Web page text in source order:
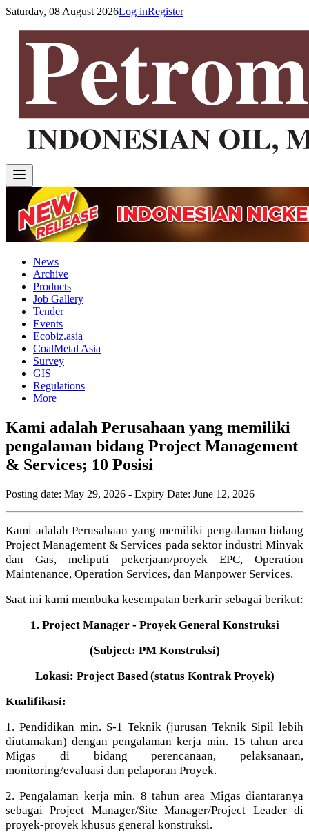
Saturday, 08 August 2026Log inRegister
News
Archive
Products
Job Gallery
Tender
Events
Ecobiz.asia
CoalMetal Asia
Survey
GIS
Regulations
More
Kami adalah Perusahaan yang memiliki
pengalaman bidang Project Management
& Services; 10 Posisi
Posting date: May 29, 2026 - Expiry Date: June 12, 2026
Kami adalah Perusahaan yang memiliki pengalaman bidang
Project Management & Services pada sektor industri Minyak
dan Gas, meliputi pekerjaan/proyek EPC, Operation
Maintenance, Operation Services, dan Manpower Services.
Saat ini kami membuka kesempatan berkarir sebagai berikut:
1. Project Manager - Proyek General Konstruksi
(Subject: PM Konstruksi)
Lokasi: Project Based (status Kontrak Proyek)
Kualifikasi:
1. Pendidikan min. S-1 Teknik (jurusan Teknik Sipil lebih
diutamakan) dengan pengalaman kerja min. 15 tahun area
Migas di bidang perencanaan, pelaksanaan,
monitoring/evaluasi dan pelaporan Proyek.
2. Pengalaman kerja min. 8 tahun area Migas diantaranya
sebagai Project Manager/Site Manager/Project Leader di
proyek-proyek khusus general konstruksi.